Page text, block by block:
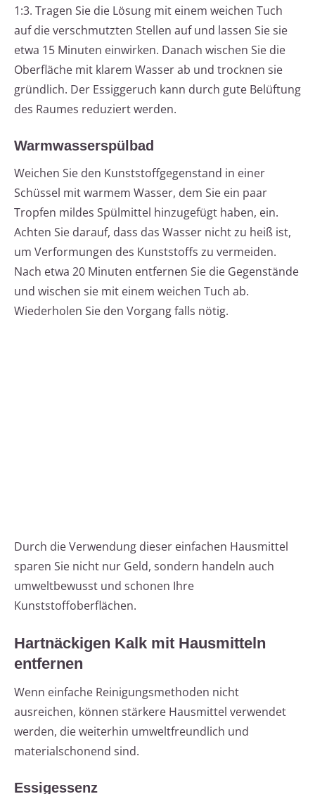
1:3. Tragen Sie die Lösung mit einem weichen Tuch
auf die verschmutzten Stellen auf und lassen Sie sie
etwa 15 Minuten einwirken. Danach wischen Sie die
Oberfläche mit klarem Wasser ab und trocknen sie
gründlich. Der Essiggeruch kann durch gute Belüftung
des Raumes reduziert werden.
Warmwasserspülbad
Weichen Sie den Kunststoffgegenstand in einer
Schüssel mit warmem Wasser, dem Sie ein paar
Tropfen mildes Spülmittel hinzugefügt haben, ein.
Achten Sie darauf, dass das Wasser nicht zu heiß ist,
um Verformungen des Kunststoffs zu vermeiden.
Nach etwa 20 Minuten entfernen Sie die Gegenstände
und wischen sie mit einem weichen Tuch ab.
Wiederholen Sie den Vorgang falls nötig.
Durch die Verwendung dieser einfachen Hausmittel
sparen Sie nicht nur Geld, sondern handeln auch
umweltbewusst und schonen Ihre
Kunststoffoberflächen.
Hartnäckigen Kalk mit Hausmitteln
entfernen
Wenn einfache Reinigungsmethoden nicht
ausreichen, können stärkere Hausmittel verwendet
werden, die weiterhin umweltfreundlich und
materialschonend sind.
Essigessenz